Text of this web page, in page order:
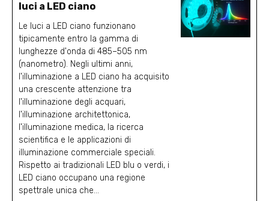
luci a LED ciano
Le luci a LED ciano funzionano
tipicamente entro la gamma di
lunghezze d'onda di 485–505 nm
(nanometro). Negli ultimi anni,
l'illuminazione a LED ciano ha acquisito
una crescente attenzione tra
l'illuminazione degli acquari,
l'illuminazione architettonica,
l'illuminazione medica, la ricerca
scientifica e le applicazioni di
illuminazione commerciale speciali.
Rispetto ai tradizionali LED blu o verdi, i
LED ciano occupano una regione
spettrale unica che...